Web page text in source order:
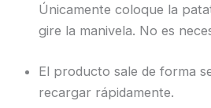
Únicamente coloque la
gire la manivela. No es
El producto sale de forma
recargar rápidamente.